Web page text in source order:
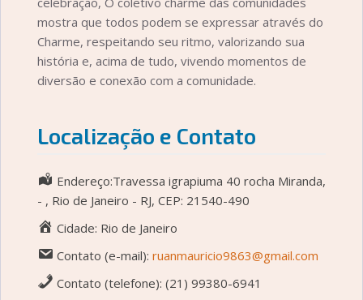
mostra que todos podem se expressar através do
Charme, respeitando seu ritmo, valorizando sua
história e, acima de tudo, vivendo momentos de
diversão e conexão com a comunidade.
Localização e Contato
Endereço:Travessa igrapiuma 40 rocha Miranda,
- , Rio de Janeiro - RJ, CEP: 21540-490
Cidade: Rio de Janeiro
Contato (e-mail): ruanmauricio9863@gmail.com
Contato (telefone): (21) 99380-6941